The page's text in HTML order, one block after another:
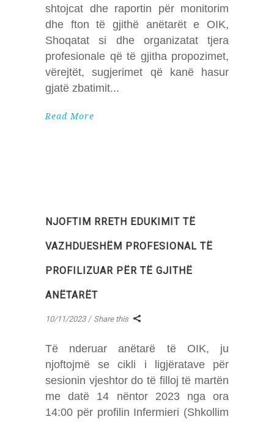
shtojcat dhe raportin për monitorim
dhe fton të gjithë anëtarët e OIK,
Shoqatat si dhe organizatat tjera
profesionale që të gjitha propozimet,
vërejtët, sugjerimet që kanë hasur
gjatë zbatimit
Read More
NJOFTIM RRETH EDUKIMIT TË
VAZHDUESHËM PROFESIONAL TË
PROFILIZUAR PËR TË GJITHË
ANËTARËT
10/11/2023 Share this
Të nderuar anëtarë të OIK, ju
njoftojmë se cikli i ligjëratave për
sesionin vjeshtor do të filloj të martën
me datë 14 nëntor 2023 nga ora
14:00 për profilin Infermieri (Shkollim